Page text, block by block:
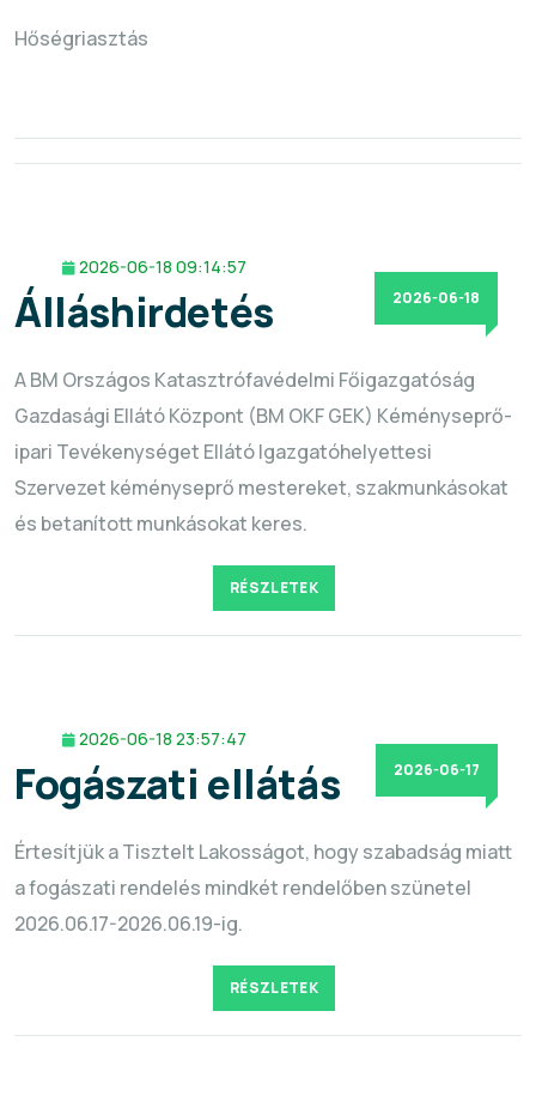
Hőségriasztás
2026-06-18
2026-06-18 09:14:57
Álláshirdetés
A BM Országos Katasztrófavédelmi Főigazgatóság
Gazdasági Ellátó Központ (BM OKF GEK) Kéményseprő-
ipari Tevékenységet Ellátó Igazgatóhelyettesi
Szervezet kéményseprő mestereket, szakmunkásokat
és betanított munkásokat keres.
RÉSZLETEK
2026-06-17
2026-06-18 23:57:47
Fogászati ellátás
Értesítjük a Tisztelt Lakosságot, hogy szabadság miatt
a fogászati rendelés mindkét rendelőben szünetel
2026.06.17-2026.06.19-ig.
RÉSZLETEK